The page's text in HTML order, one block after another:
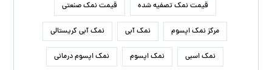
قیمت نمک تصفیه شده قیمت نمک صنعتی
مرکز نمک اپسوم نمک آبی نمک آبی کریستالی
نمک اسبی نمک اپسوم نمک اپسوم درمانی